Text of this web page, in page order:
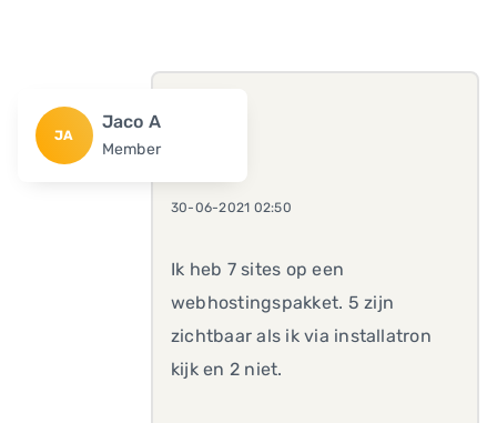
JA
Jaco A
Member
30-06-2021 02:50
Ik heb 7 sites op een
webhostingspakket. 5 zijn
zichtbaar als ik via installatron
kijk en 2 niet.